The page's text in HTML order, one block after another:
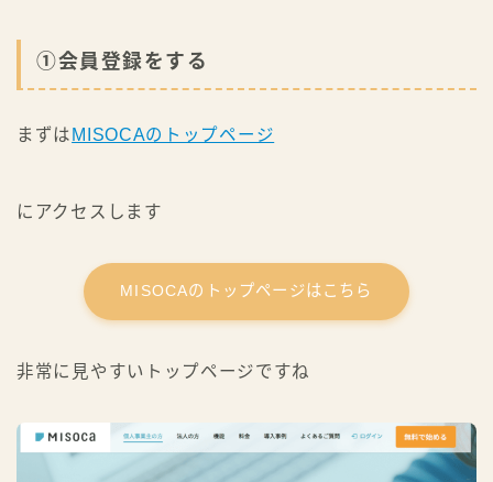
①会員登録をする
まずは MISOCAのトップページ
にアクセスします
MISOCAのトップページはこちら
非常に見やすいトップページですね